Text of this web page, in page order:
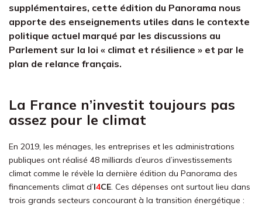
supplémentaires, cette édition du Panorama nous
apporte des enseignements utiles dans le contexte
politique actuel marqué par les discussions au
Parlement sur la loi « climat et résilience » et par le
plan de relance français.
La France n’investit toujours pas
assez pour le climat
En 2019, les ménages, les entreprises et les administrations
publiques ont réalisé 48 milliards d’euros d’investissements
climat comme le révèle la dernière édition du Panorama des
financements climat d’I4CE. Ces dépenses ont surtout lieu dans
trois grands secteurs concourant à la transition énergétique :